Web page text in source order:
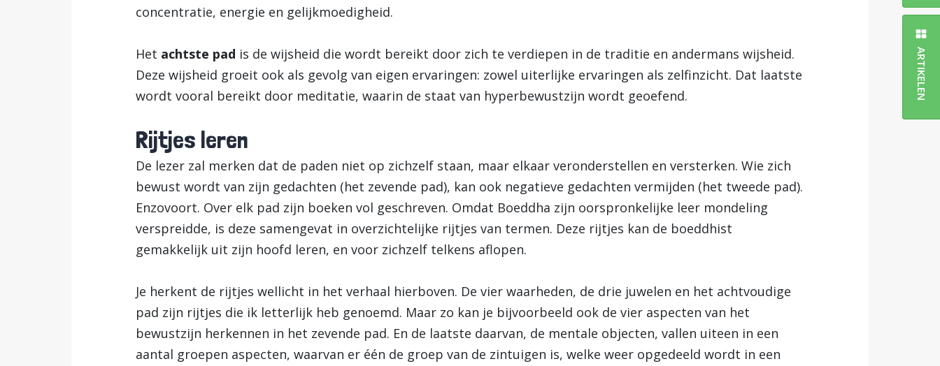
concentratie, energie en gelijkmoedigheid.
Het achtste pad is de wijsheid die wordt bereikt door zich te verdiepen in de traditie en andermans wijsheid.
Deze wijsheid groeit ook als gevolg van eigen ervaringen: zowel uiterlijke ervaringen als zelfinzicht. Dat laatste
wordt vooral bereikt door meditatie, waarin de staat van hyperbewustzijn wordt geoefend.
Rijtjes leren
De lezer zal merken dat de paden niet op zichzelf staan, maar elkaar veronderstellen en versterken. Wie zich
bewust wordt van zijn gedachten (het zevende pad), kan ook negatieve gedachten vermijden (het tweede pad).
Enzovoort. Over elk pad zijn boeken vol geschreven. Omdat Boeddha zijn oorspronkelijke leer mondeling
verspreidde, is deze samengevat in overzichtelijke rijtjes van termen. Deze rijtjes kan de boeddhist
gemakkelijk uit zijn hoofd leren, en voor zichzelf telkens aflopen.
Je herkent de rijtjes wellicht in het verhaal hierboven. De vier waarheden, de drie juwelen en het achtvoudige
pad zijn rijtjes die ik letterlijk heb genoemd. Maar zo kan je bijvoorbeeld ook de vier aspecten van het
bewustzijn herkennen in het zevende pad. En de laatste daarvan, de mentale objecten, vallen uiteen in een
aantal groepen aspecten, waarvan er één de groep van de zintuigen is, welke weer opgedeeld wordt in een
ARTIKELEN